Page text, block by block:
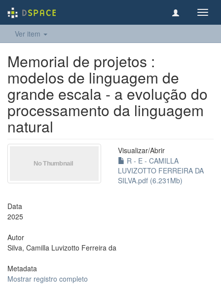
Ver item
Memorial de projetos :
modelos de linguagem de
grande escala - a evolução do
processamento da linguagem
natural
Visualizar/Abrir
R - E - CAMILLA
LUVIZOTTO FERREIRA DA
SILVA.pdf (6.231Mb)
Data
2025
Autor
Silva, Camilla Luvizotto Ferreira da
Metadata
Mostrar registro completo